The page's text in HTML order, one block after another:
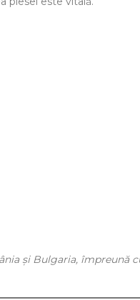
și Bulgaria, împreună